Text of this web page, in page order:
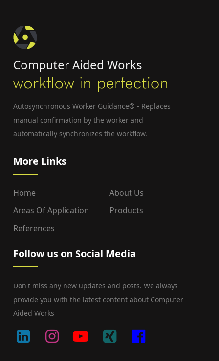
Computer Aided Works
Autosynchronous Worker Guidance® - Replaces
manual confirmation by the worker and
automatically synchronizes the workflow.
More Links
Home
About Us
Areas Of Application
Products
References
Follow us on Social Media
Don't miss any new updates and posts. We always
provide you with the latest content about Computer
Aided Works